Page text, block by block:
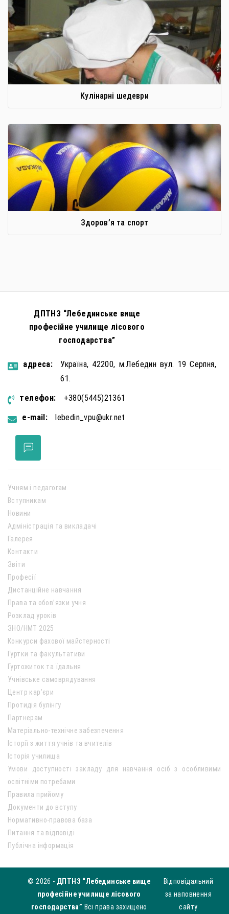
Кулінарні шедеври
Здоров’я та спорт
ДПТНЗ “Лебединське вище
професійне училище лісового
господарства”
aдресa:
Україна, 42200, м.Лебедин вул. 19 Серпня,
61.
телефон:
+380(5445)21361
e-mail:
lebedin_vpu@ukr.net
Учням і педагогам
Вступникам
Новини
Адміністрація та викладачі
Галерея
Контакти
Звіти
Професії
Дистанційне навчання
Права та обов’язки учня
Розклад уроків
ЗНО/НМТ 2025
Конкурси фахової майстерності
Гуртки та факультативи
Гуртожиток та їдальня
Учнівське самоврядування
Центр кар’єри
Протидія булінгу
Партнерам
Матеріально-технічне забезпечення
Історії з життя учнів та вчителів
Історія училища
Умови доступності закладу для навчання осіб з особливими
освітніми потребами
Правила прийому
Документи до вступу
Нормативно-правова база
Питання та відповіді
Публічна інформація
© 2026 - ДПТНЗ “Лебединське вище
професійне училище лісового
господарства” Всі права захищено
Відповідальний
за наповнення
сайту